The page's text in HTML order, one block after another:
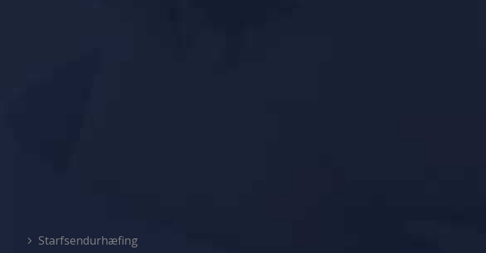
Starfsendurhæfing